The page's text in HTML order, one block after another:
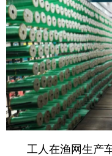
工人在渔网生产